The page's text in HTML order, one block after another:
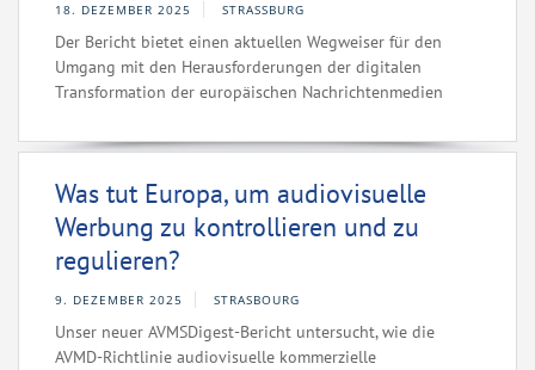
18. DEZEMBER 2025 STRASSBURG
Der Bericht bietet einen aktuellen Wegweiser für den
Umgang mit den Herausforderungen der digitalen
Transformation der europäischen Nachrichtenmedien
Was tut Europa, um audiovisuelle
Werbung zu kontrollieren und zu
regulieren?
9. DEZEMBER 2025 STRASBOURG
Unser neuer AVMSDigest-Bericht untersucht, wie die
AVMD-Richtlinie audiovisuelle kommerzielle